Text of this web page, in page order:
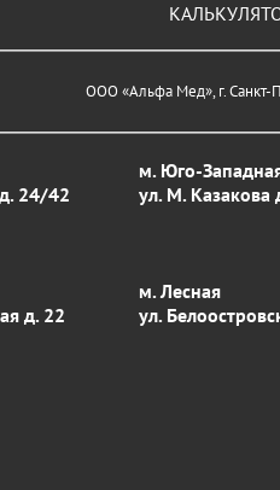
ООО «Альфа Мед», г. Санкт-
24/42
м. Юго-
ул. М. Казакова
д. 22
м. Лесная
ул.